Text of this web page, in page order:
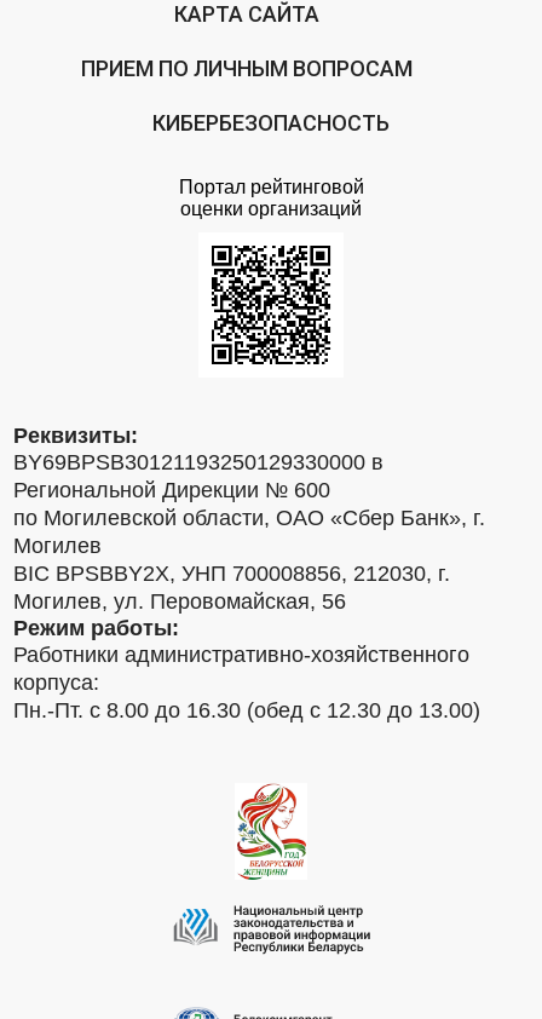
КАРТА САЙТА
ПРИЕМ ПО ЛИЧНЫМ ВОПРОСАМ
КИБЕРБЕЗОПАСНОСТЬ
Портал рейтинговой
оценки организаций
Реквизиты:
BY69BPSB30121193250129330000 в
Региональной Дирекции № 600
по Могилевской области, ОАО «Сбер Банк», г.
Могилев
BIC BPSBBY2X, УНП 700008856, 212030, г.
Могилев, ул. Перовомайская, 56
Режим работы:
Работники административно-хозяйственного
корпуса:
Пн.-Пт. с 8.00 до 16.30 (обед с 12.30 до 13.00)